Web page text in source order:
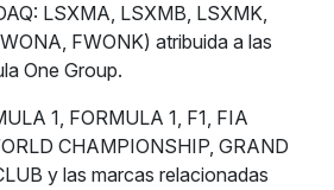
LSXMA, LSXMB, LSXMK,
FWONK) atribuida a las
One Group.
1, FORMULA 1, F1, FIA
CHAMPIONSHIP, GRAND
y las marcas relacionadas